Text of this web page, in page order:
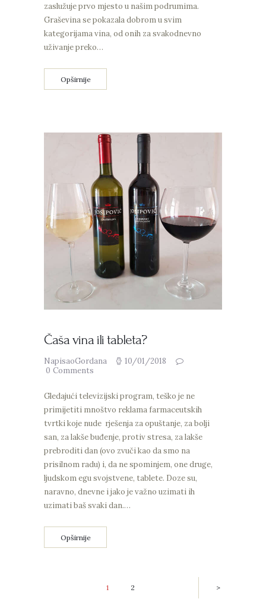
zaslužuje prvo mjesto u našim podrumima.
Graševina se pokazala dobrom u svim
kategorijama vina, od onih za svakodnevno
uživanje preko…
Opširnije
Čaša vina ili tableta?
NapisaoGordana
10/01/2018
0 Comments
Gledajući televizijski program, teško je ne
primijetiti mnoštvo reklama farmaceutskih
tvrtki koje nude rješenja za opuštanje, za bolji
san, za lakše buđenje, protiv stresa, za lakše
prebroditi dan (ovo zvuči kao da smo na
prisilnom radu) i, da ne spominjem, one druge,
ljudskom egu svojstvene, tablete. Doze su,
naravno, dnevne i jako je važno uzimati ih
uzimati baš svaki dan.…
Opširnije
PAGE
1 PAGE
2 >